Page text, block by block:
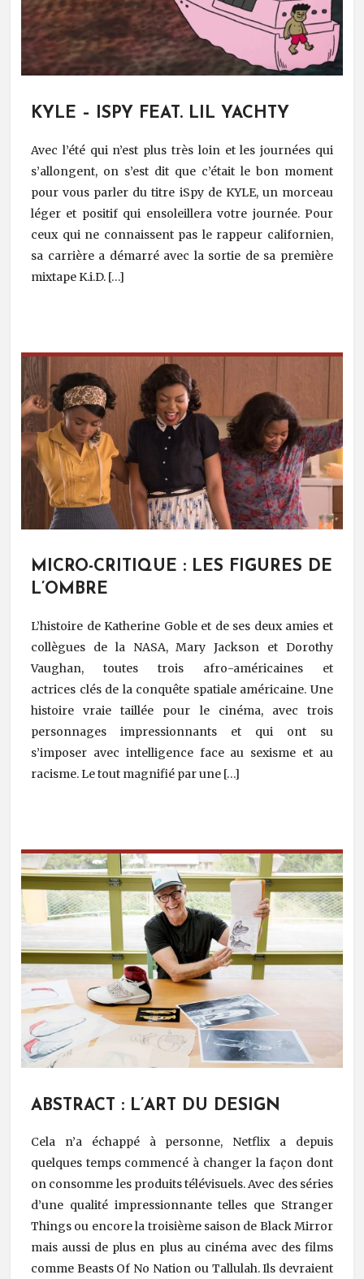
KYLE – ISPY FEAT. LIL YACHTY
Avec l’été qui n’est plus très loin et les journées qui
s’allongent, on s’est dit que c’était le bon moment
pour vous parler du titre iSpy de KYLE, un morceau
léger et positif qui ensoleillera votre journée. Pour
ceux qui ne connaissent pas le rappeur californien,
sa carrière a démarré avec la sortie de sa première
mixtape K.i.D. […]
MICRO-CRITIQUE : LES FIGURES DE
L’OMBRE
L’histoire de Katherine Goble et de ses deux amies et
collègues de la NASA, Mary Jackson et Dorothy
Vaughan, toutes trois afro-américaines et
actrices clés de la conquête spatiale américaine. Une
histoire vraie taillée pour le cinéma, avec trois
personnages impressionnants et qui ont su
s’imposer avec intelligence face au sexisme et au
racisme. Le tout magnifié par une […]
ABSTRACT : L’ART DU DESIGN
Cela n’a échappé à personne, Netflix a depuis
quelques temps commencé à changer la façon dont
on consomme les produits télévisuels. Avec des séries
d’une qualité impressionnante telles que Stranger
Things ou encore la troisième saison de Black Mirror
mais aussi de plus en plus au cinéma avec des films
comme Beasts Of No Nation ou Tallulah. Ils devraient